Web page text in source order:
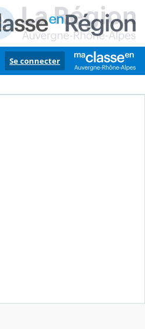
Se connecter